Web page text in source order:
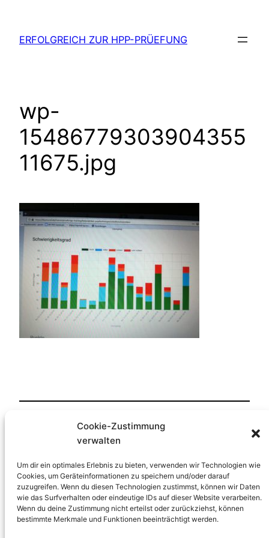
Cookie-Zustimmung
verwalten
Um dir ein optimales Erlebnis zu bieten, verwenden wir Technologien wie
Cookies, um Geräteinformationen zu speichern und/oder darauf
zuzugreifen. Wenn du diesen Technologien zustimmst, können wir Daten
wie das Surfverhalten oder eindeutige IDs auf dieser Website verarbeiten.
Wenn du deine Zustimmung nicht erteilst oder zurückziehst, können
bestimmte Merkmale und Funktionen beeinträchtigt werden.
springen
ERFOLGREICH ZUR HPP-PRÜEFUNG
wp-
15486779303904355
11675.jpg
28. Januar 2019in
vonHP-Lernfreude
Schlagwörter: